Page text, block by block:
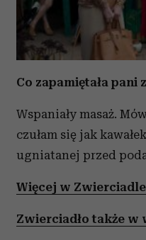
Co zapamiętała pani
Wspaniały masaż.
czułam się jak
ugniatanej przed
Więcej w
Zwierciadło także